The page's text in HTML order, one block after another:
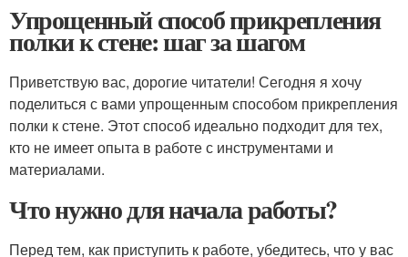
Упрощенный способ прикрепления
полки к стене: шаг за шагом
Приветствую вас, дорогие читатели! Сегодня я хочу
поделиться с вами упрощенным способом прикрепления
полки к стене. Этот способ идеально подходит для тех,
кто не имеет опыта в работе с инструментами и
материалами.
Что нужно для начала работы?
Перед тем, как приступить к работе, убедитесь, что у вас